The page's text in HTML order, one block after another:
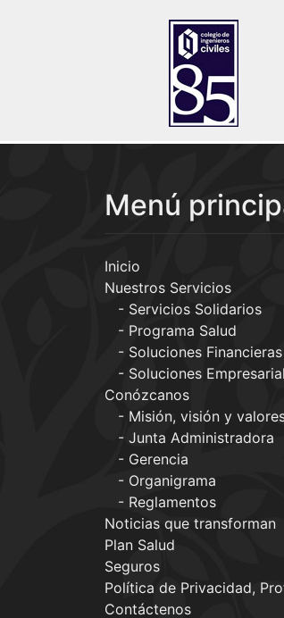
Menú
Inicio
Nuestros Servicios
Servicios Solidarios
Programa Salud
Soluciones Financieras
Soluciones
Conózcanos
Misión, visión y
Junta Administradora
Gerencia
Organigrama
Reglamentos
Noticias que transforman
Plan Salud
Seguros
Política de Privacidad,
Contáctenos